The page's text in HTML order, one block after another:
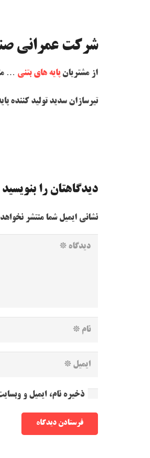
شرکت عمرانی
از مشتریان پایه های بتنی …
تیرسازان سدید تولید کننده پایه های بتنی پیش تنیده گرد 9
دیدگاهتان را بنویسید
نشانی ایمیل شما منتشر
ذخیره نام، ایمیل و
فرستادن دیدگاه